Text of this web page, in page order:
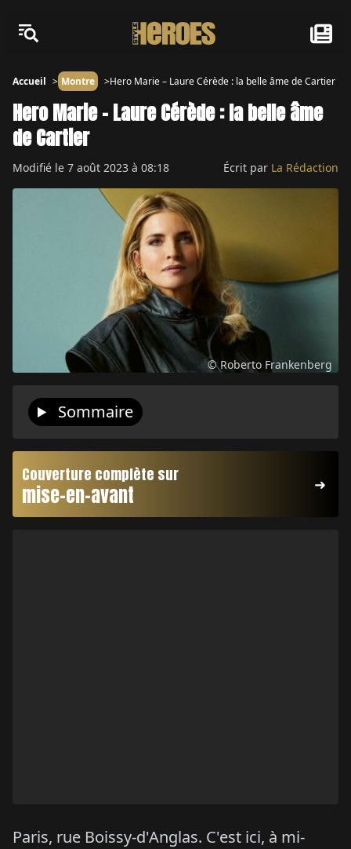
Accueil Montre Hero Marie – Laure Cérède : la belle âme de Cartier
Hero Marie – Laure Cérède : la belle âme
de Cartier
Modifié le 7 août 2023 à 08:18 Écrit par La Rédaction
© Roberto Frankenberg
Sommaire
Couverture complète sur
mise-en-avant
Paris, rue Boissy-d'Anglas. C'est ici, à mi-